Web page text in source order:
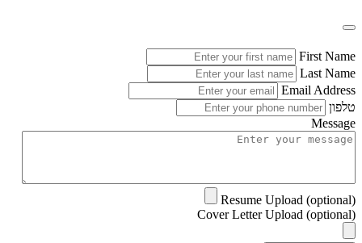
First Name
Last Name
Email Address
טלפון
Message
Resume Upload (optional)
Cover Letter Upload (optional)